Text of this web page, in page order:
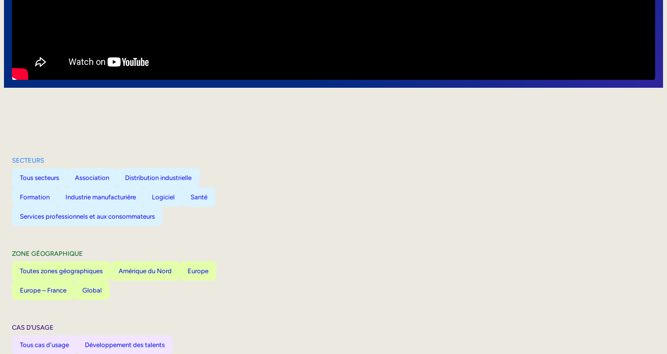
SECTEURS
Tous secteurs Association Distribution industrielle
Formation Industrie manufacturière Logiciel Santé
Services professionnels et aux consommateurs
ZONE GÉOGRAPHIQUE
Toutes zones géographiques Amérique du Nord Europe
Europe – France Global
CAS D’USAGE
Tous cas d'usage Développement des talents